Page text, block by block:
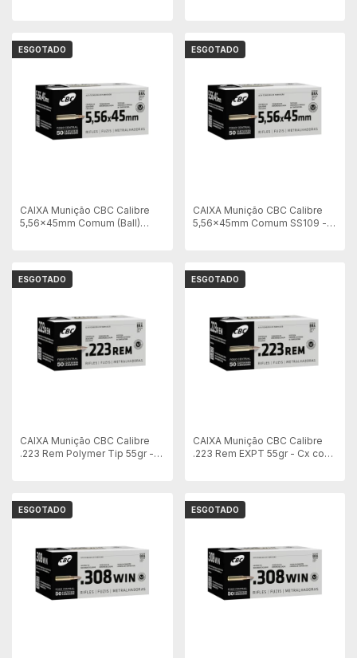
ESGOTADO
CAIXA Munição CBC Calibre
5,56x45mm Comum (Ball)
ESGOTADO
CAIXA Munição CBC Calibre
5,56x45mm Comum SS109 -
ESGOTADO
CAIXA Munição CBC Calibre
.223 Rem Polymer Tip 55gr -
ESGOTADO
CAIXA Munição CBC Calibre
.223 Rem EXPT 55gr - Cx com
ESGOTADO ESGOTADO